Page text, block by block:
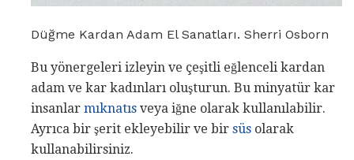
Düğme Kardan Adam El Sanatları. Sherri Osborn
Bu yönergeleri izleyin ve çeşitli eğlenceli kardan
adam ve kar kadınları oluşturun. Bu minyatür kar
insanlar mıknatıs veya iğne olarak kullanılabilir.
Ayrıca bir şerit ekleyebilir ve bir süs olarak
kullanabilirsiniz.